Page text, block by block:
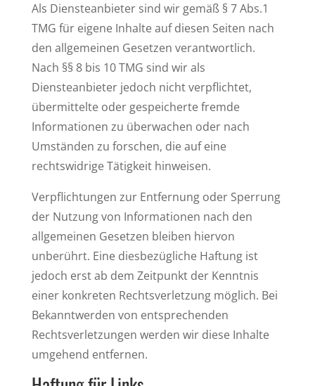
Als Diensteanbieter sind wir gemäß § 7 Abs.1
TMG für eigene Inhalte auf diesen Seiten nach
den allgemeinen Gesetzen verantwortlich.
Nach §§ 8 bis 10 TMG sind wir als
Diensteanbieter jedoch nicht verpflichtet,
übermittelte oder gespeicherte fremde
Informationen zu überwachen oder nach
Umständen zu forschen, die auf eine
rechtswidrige Tätigkeit hinweisen.
Verpflichtungen zur Entfernung oder Sperrung
der Nutzung von Informationen nach den
allgemeinen Gesetzen bleiben hiervon
unberührt. Eine diesbezügliche Haftung ist
jedoch erst ab dem Zeitpunkt der Kenntnis
einer konkreten Rechtsverletzung möglich. Bei
Bekanntwerden von entsprechenden
Rechtsverletzungen werden wir diese Inhalte
umgehend entfernen.